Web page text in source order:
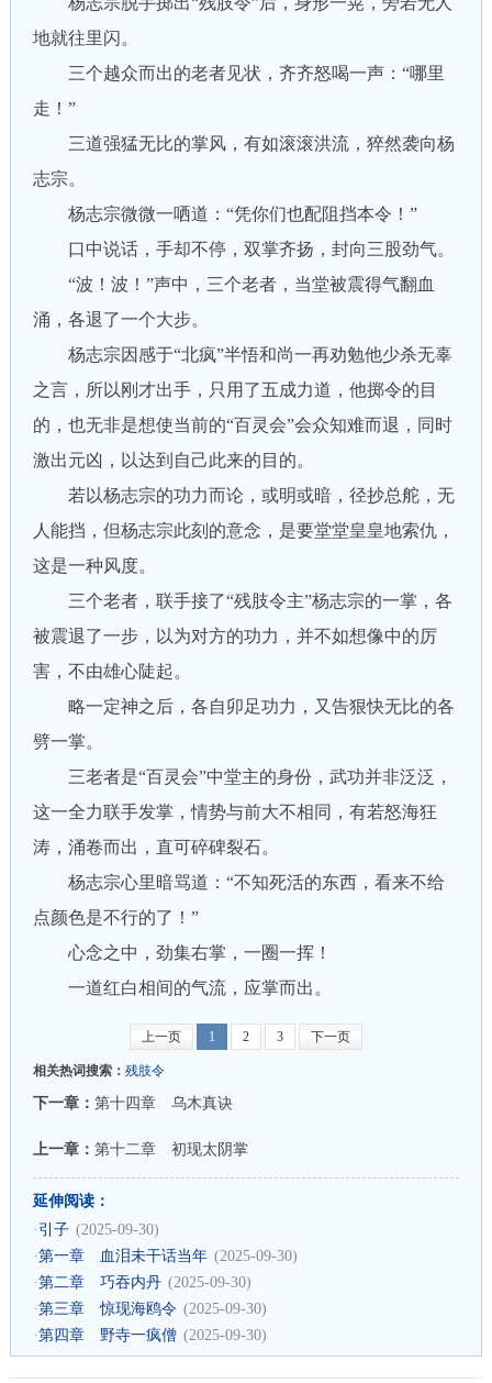
地就往里闪。
三个越众而出的老者见状，齐齐怒喝一声：“哪里
走！”
三道强猛无比的掌风，有如滚滚洪流，猝然袭向杨
志宗。
杨志宗微微一哂道：“凭你们也配阻挡本令！”
口中说话，手却不停，双掌齐扬，封向三股劲气。
“波！波！”声中，三个老者，当堂被震得气翻血
涌，各退了一个大步。
杨志宗因感于“北疯”半悟和尚一再劝勉他少杀无辜
之言，所以刚才出手，只用了五成力道，他掷令的目
的，也无非是想使当前的“百灵会”会众知难而退，同时
激出元凶，以达到自己此来的目的。
若以杨志宗的功力而论，或明或暗，径抄总舵，无
人能挡，但杨志宗此刻的意念，是要堂堂皇皇地索仇，
这是一种风度。
三个老者，联手接了“残肢令主”杨志宗的一掌，各
被震退了一步，以为对方的功力，并不如想像中的厉
害，不由雄心陡起。
略一定神之后，各自卯足功力，又告狠快无比的各
劈一掌。
三老者是“百灵会”中堂主的身份，武功并非泛泛，
这一全力联手发掌，情势与前大不相同，有若怒海狂
涛，涌卷而出，直可碎碑裂石。
杨志宗心里暗骂道：“不知死活的东西，看来不给
点颜色是不行的了！”
心念之中，劲集右掌，一圈一挥！
一道红白相间的气流，应掌而出。
上一页 1 2 3 下一页
相关热词搜索： 残肢令
下一章： 第十四章 乌木真诀
上一章： 第十二章 初现太阴掌
延伸阅读：
· 引子 (2025-09-30)
·第一章 血泪未干话当年 (2025-09-30)
·第二章 巧吞内丹 (2025-09-30)
·第三章 惊现海鸥令 (2025-09-30)
·第四章 野寺一疯僧 (2025-09-30)